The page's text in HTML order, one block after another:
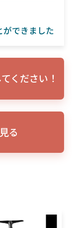
ができました
ください！
る